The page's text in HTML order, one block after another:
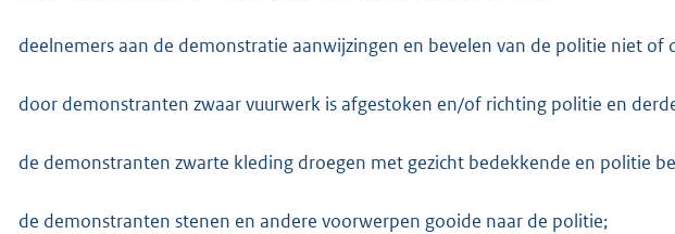
deelnemers aan de demonstratie aanwijzingen en bevelen van de politie niet
door demonstranten zwaar vuurwerk is afgestoken en/of richting politie en
de demonstranten zwarte kleding droegen met gezicht bedekkende en politie
de demonstranten stenen en andere voorwerpen gooide naar de politie;